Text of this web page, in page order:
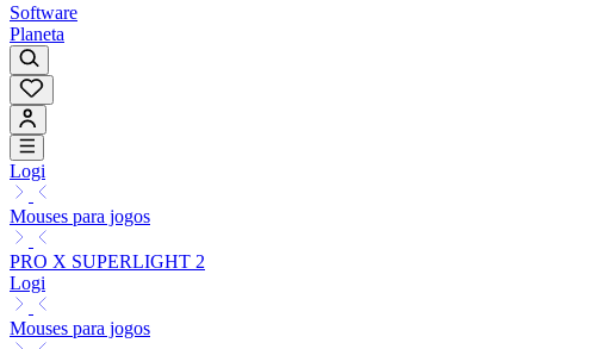
Software
Planeta
Logi
Mouses para jogos
PRO X SUPERLIGHT 2
Logi
Mouses para jogos